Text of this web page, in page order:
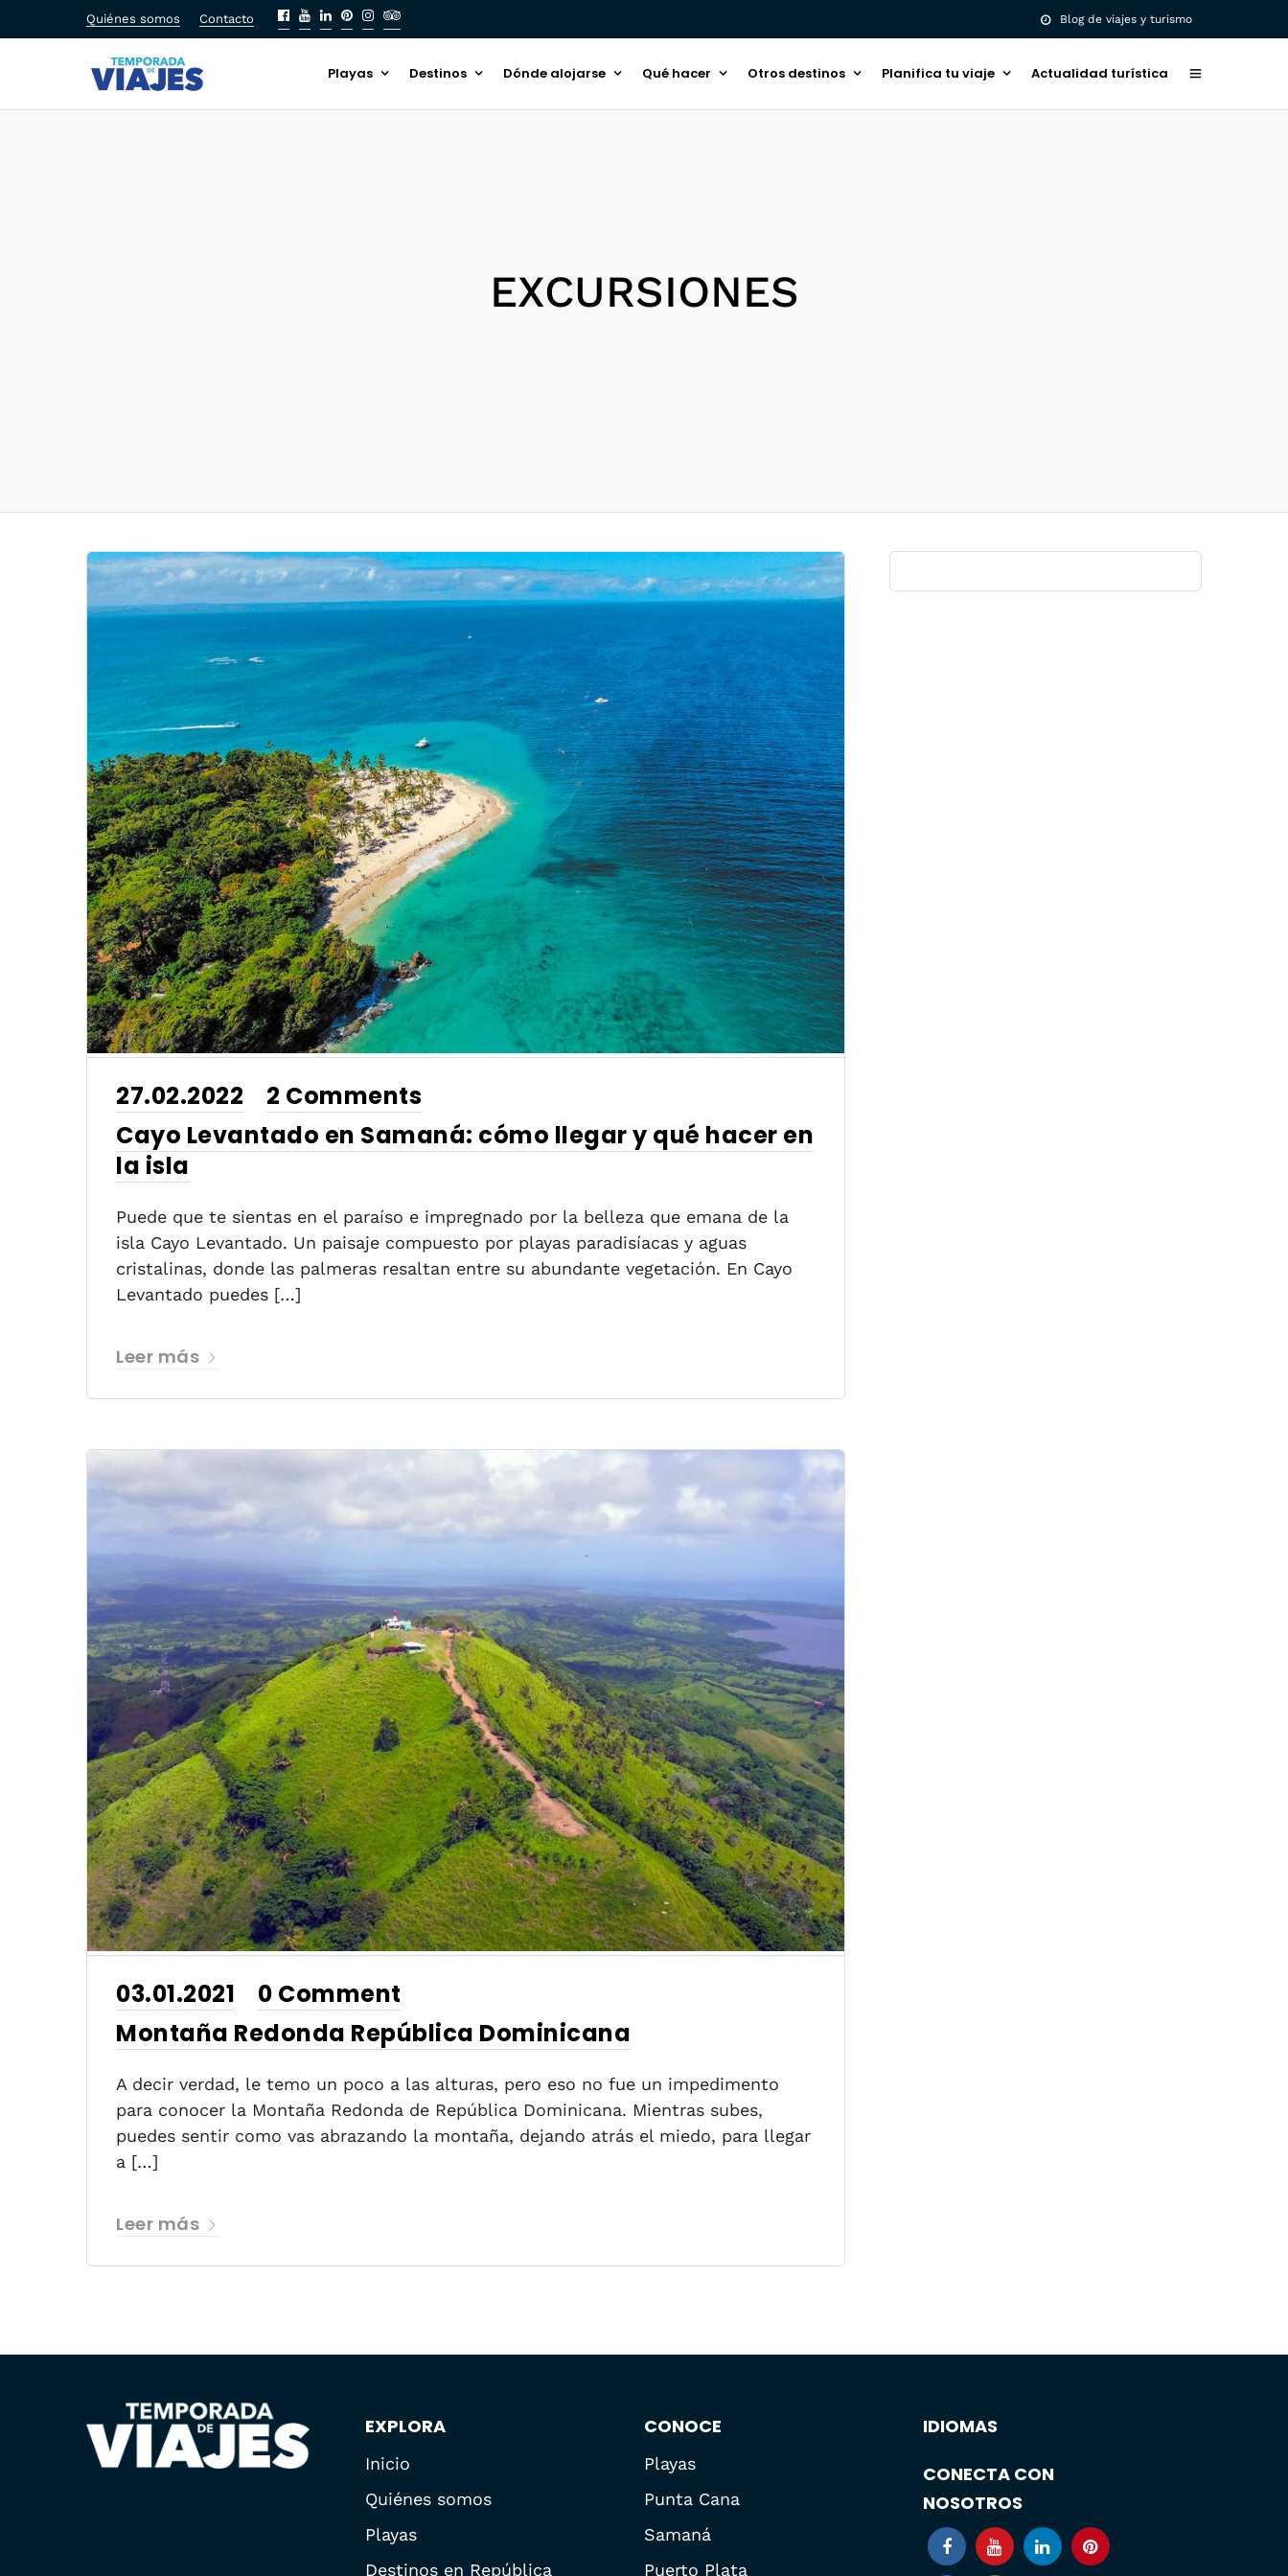
Blog de viajes y turismo
Quiénes somos Contacto
Playas Destinos Dónde alojarse Qué hacer Otros destinos Planifica tu viaje Actualidad turística
EXCURSIONES
27.02.2022
2 Comments
Cayo Levantado en Samaná: cómo llegar y qué hacer en
la isla
Puede que te sientas en el paraíso e impregnado por la belleza que emana de la
isla Cayo Levantado. Un paisaje compuesto por playas paradisíacas y aguas
cristalinas, donde las palmeras resaltan entre su abundante vegetación. En Cayo
Levantado puedes […]
Leer más
03.01.2021
0 Comment
Montaña Redonda República Dominicana
A decir verdad, le temo un poco a las alturas, pero eso no fue un impedimento
para conocer la Montaña Redonda de República Dominicana. Mientras subes,
puedes sentir como vas abrazando la montaña, dejando atrás el miedo, para llegar
a […]
Leer más
EXPLORA
Inicio
Quiénes somos
Playas
Destinos en República
CONOCE
Playas
Punta Cana
Samaná
Puerto Plata
IDIOMAS
CONECTA CON
NOSOTROS